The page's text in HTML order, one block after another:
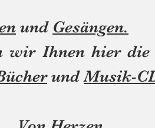
und Gesängen.
wir Ihnen hier die
undMusik-